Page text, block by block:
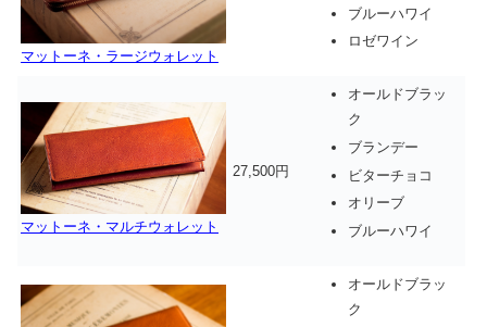
マットーネ・ラージウォレット
ブルーハワイ
ロゼワイン
マットーネ・マルチウォレット
27,500円
オールドブラッ
ク
ブランデー
ビターチョコ
オリーブ
ブルーハワイ
オールドブラッ
ク